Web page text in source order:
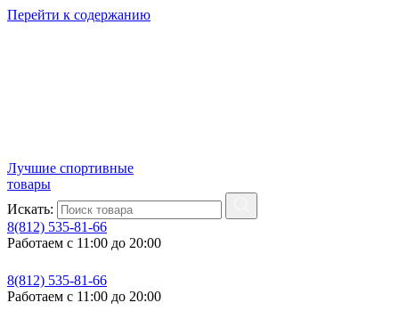
Перейти к содержанию
Лучшие спортивные
товары
Искать:
8(812) 535-81-66
Работаем с 11:00 до 20:00
8(812) 535-81-66
Работаем с 11:00 до 20:00